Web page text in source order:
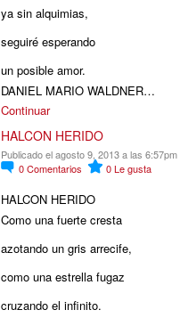
ya sin alquimias,
seguiré esperando
un posible amor.
DANIEL MARIO WALDNER…
Continuar
HALCON HERIDO
Publicado el agosto 9, 2013 a las 6:57pm
0Comentarios 0Le gusta
HALCON HERIDO
Como una fuerte cresta
azotando un gris arrecife,
como una estrella fugaz
cruzando el infinito.